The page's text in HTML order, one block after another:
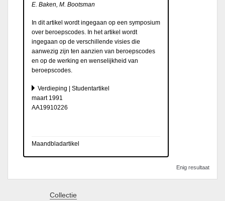
E. Baken, M. Bootsman
In dit artikel wordt ingegaan op een symposium
over beroepscodes. In het artikel wordt
ingegaan op de verschillende visies die
aanwezig zijn ten aanzien van beroepscodes
en op de werking en wenselijkheid van
beroepscodes.
Verdieping | Studentartikel
maart 1991
AA19910226
Maandbladartikel
Enig resultaat
Collectie